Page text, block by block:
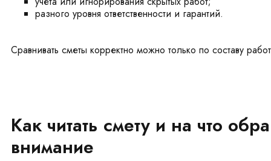
разного уровня ответственности и гарантий.
Сравнивать сметы корректно можно только по составу
Как читать смету и на что
внимание